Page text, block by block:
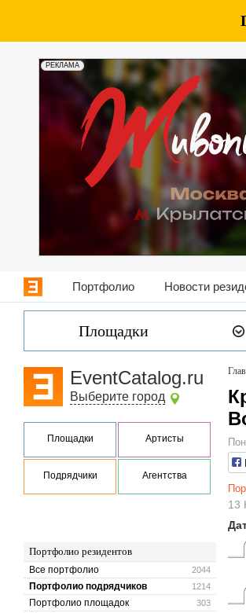
РЕКЛАМА
Портфолио Новости
Площадки
EventCatalog.ru
Выберите город
Площадки Артисты
Подрядчики Агентства
Портфолио резидентов
2044
Все портфолио
1214
Портфолио подрядчиков
303
Портфолио площадок
13